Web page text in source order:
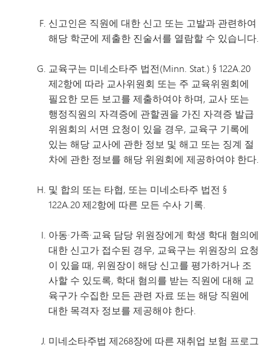
신고인은 직원에 대한 신고 또는 고발과 관련하여
해당 학군에 제출한 진술서를 열람할 수 있습니다.
교육구는 미네소타주 법전(Minn. Stat.) § 122A.20
제2항에 따라 교사위원회 또는 주 교육위원회에
필요한 모든 보고를 제출하여야 하며, 교사 또는
행정직원의 자격증에 관할권을 가진 자격증 발급
위원회의 서면 요청이 있을 경우, 교육구 기록에
있는 해당 교사에 관한 정보 및 해고 또는 징계 절
차에 관한 정보를 해당 위원회에 제공하여야 한다.
및 합의 또는 타협, 또는 미네소타주 법전 §
122A.20 제2항에 따른 모든 수사 기록.
아동·가족·교육 담당 위원장에게 학생 학대 혐의에
대한 신고가 접수된 경우, 교육구는 위원장의 요청
이 있을 때, 위원장이 해당 신고를 평가하거나 조
사할 수 있도록, 학대 혐의를 받는 직원에 대해 교
육구가 수집한 모든 관련 자료 또는 해당 직원에
대한 목격자 정보를 제공해야 한다.
미네소타주법 제268장에 따른 재취업 보험 프로그